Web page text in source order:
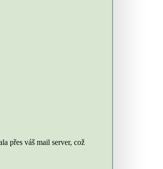
přes váš mail server, což